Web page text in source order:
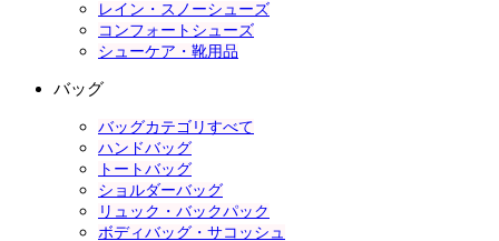
レイン・スノーシューズ
コンフォートシューズ
シューケア・靴用品
バッグ
バッグカテゴリすべて
ハンドバッグ
トートバッグ
ショルダーバッグ
リュック・バックパック
ボディバッグ・サコッシュ